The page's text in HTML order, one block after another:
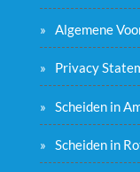
Algemene
Privacy
Scheiden in
Scheiden in